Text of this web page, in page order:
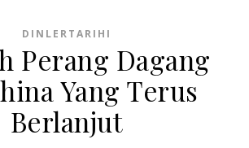
DINLERTARIHI
Perang Dagang
Yang Terus
Berlanjut